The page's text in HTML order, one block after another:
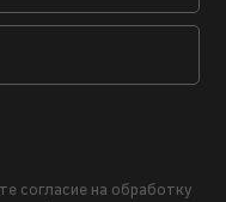
согласие на обработку